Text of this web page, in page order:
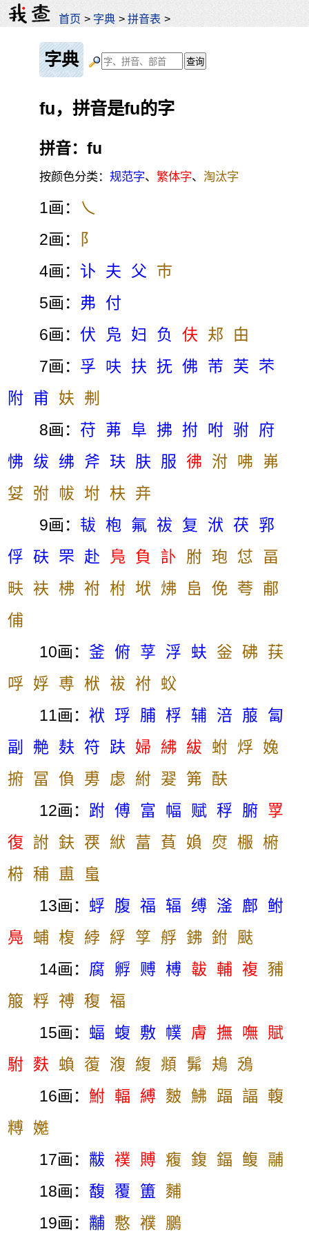
首页 > 字典 >拼音表 >
字典
fu，拼音是fu的字
拼音：fu
按颜色分类：规范字、繁体字、淘汰字
1画：
乀
2画：
阝
4画： 讣 夫 父
巿
5画： 弗
付
6画：伏 凫 妇 负 伕 邞
甶
7画： 孚 呋 扶 抚 佛 芾 芙
芣
附 甫 妋
刜
8画： 苻 茀 阜 拂 拊 咐 驸
府
怫
绂 绋 斧 玞 肤 服 彿 泭 咈
岪
姇
弣 帗 坿 枎
竎
9画： 韨 枹 氟 祓 复 洑 茯
郛
俘 砆 罘 赴 鳬 負 訃 胕 玸 怤
畐
畉 衭 柫 祔 柎 垘 炥 峊 俛 荂
郙
俌
10画： 釜 俯 莩 浮 蚨 釡 砩
荴
哹
娐 尃 栿 袚 袝
蚥
11画：袱 琈 脯 桴 辅 涪 菔
匐
副
艴 麸 符 趺 婦 紼 紱 蚹 烰
婏
捬
冨 偩 旉 虙 紨 翇 笰
酜
12画： 跗 傅 富 幅 赋 稃 腑
罦
復 詂 鈇 覄 絥 葍 萯 媍 焤 棴 椨
﨓 秿 盙
蛗
13画： 蜉 腹 福 辐 缚 滏 鄜
鲋
鳧 蜅 椱 綍 綒 筟 艀 鉘 鉜
颫
14画： 腐 孵 赙 榑 韍 輔 複 豧
箙 粰 禣 稪 褔
15画： 蝠 蝮 敷 幞 膚 撫 嘸 賦
駙 麩 蝜 蕧 澓 緮 頫 髴 鳺
鴔
16画： 鮒 輻 縛 麬 鮄 踾 諨 輹
糐 嬔
17画： 黻 襆 賻 癁 鍑 鍢 鳆
鬴
18画： 馥 覆 簠
麱
19画：黼 懯 襥 鵩